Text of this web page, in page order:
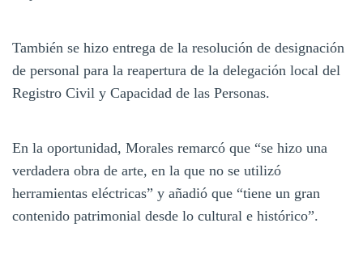
También se hizo entrega de la resolución de designación
de personal para la reapertura de la delegación local del
Registro Civil y Capacidad de las Personas.
En la oportunidad, Morales remarcó que “se hizo una
verdadera obra de arte, en la que no se utilizó
herramientas eléctricas” y añadió que “tiene un gran
contenido patrimonial desde lo cultural e histórico”.